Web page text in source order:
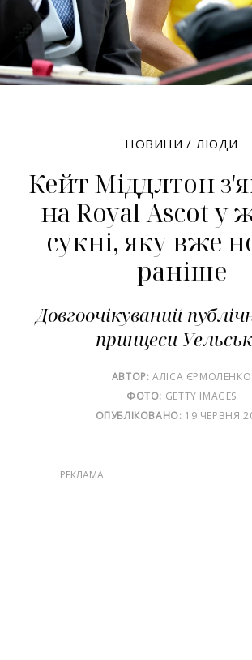
НОВИНИ / ЛЮДИ
Кейт Міддлтон
на Royal Ascot у
сукні, яку вже
раніше
Довгоочікуваний
принцеси
АВТОР: АЛІСА ЄРМОЛЕНКО
ФОТО: GETTY IMAGES
ОПУБЛІКОВАНО: 19 ЧЕРВНЯ